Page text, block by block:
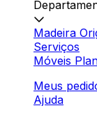
Madeira
Serviços
Móveis
Meus
Ajuda